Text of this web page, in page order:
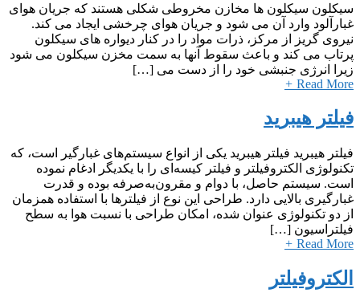
سیکلون سیکلون ها مخازن مخروطی شکلی هستند که جریان هوای
غبارآلود وارد آن می شود و جریان هوای چرخشی ایجاد می کند.
نیروی گریز از مرکز، ذرات مواد را در کنار دیواره های سیکلون
پرتاب می کند و باعث سقوط آنها به سمت مخزن سیکلون می شود
زیرا انرژی جنبشی خود را از دست می […]
Read More
+
فیلتر هیبرید
فیلتر هیبرید فیلتر هیبرید یکی از انواع سیستم‌های غبارگیر است، که
تکنولوژی الکتروفیلتر و فیلتر کیسه‌ای را با یکدیگر ادغام نموده
است. سیستم حاصل، با دوام و مقرون‌به‌صرفه بوده و قدرت
غبارگیری بالایی دارد. طراحی این نوع از فیلترها با استفاده همزمان
از دو تکنولوژی عنوان شده، امکان طراحی با نسبت هوا به سطح
فیلتراسیون […]
Read More
+
الکتروفیلتر